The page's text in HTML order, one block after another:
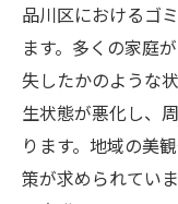
品川区におけるゴ
ます。多くの家庭
失したかのような
生状態が悪化し、
ります。地域の美
策が求められてい